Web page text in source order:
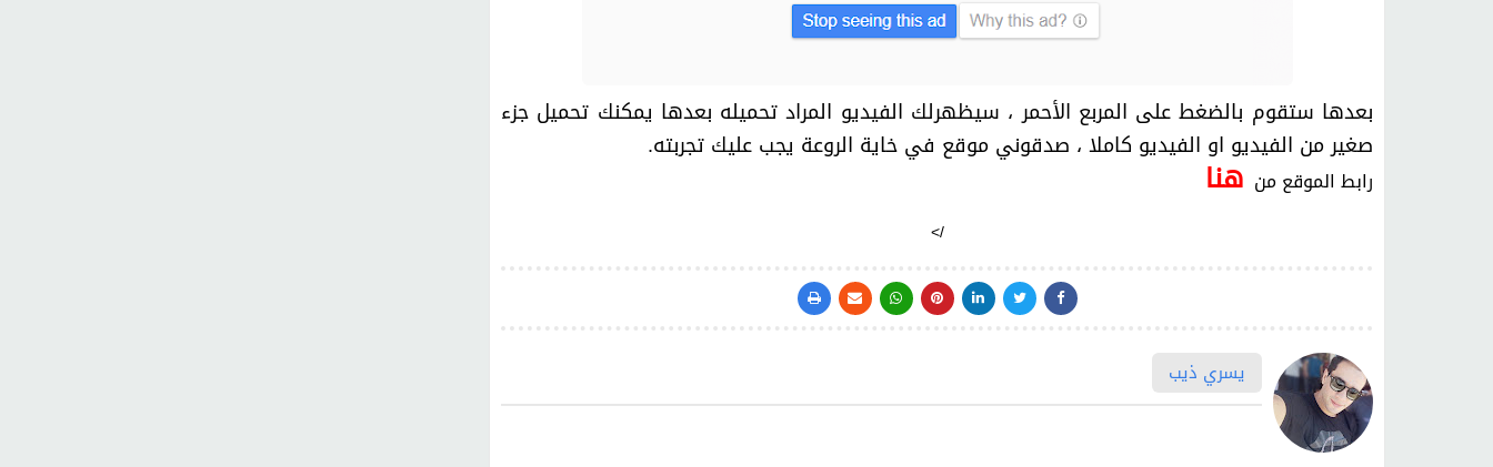
بعدها ستقوم بالضغط على المربع الأحمر ، سيظهرلك الفيديو المراد تحميله بعدها يمكنك تحميل جزء
صغير من الفيديو او الفيديو كاملا ، صدقوني موقع في خاية الروعة يجب عليك تجربته.
رابط الموقع من هنا
/>
يسري ذيب